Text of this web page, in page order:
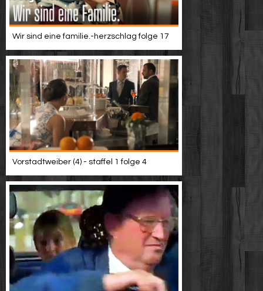
Wir sind eine familie.-herzschlag folge 17
Vorstadtweiber (4) - staffel 1 folge 4